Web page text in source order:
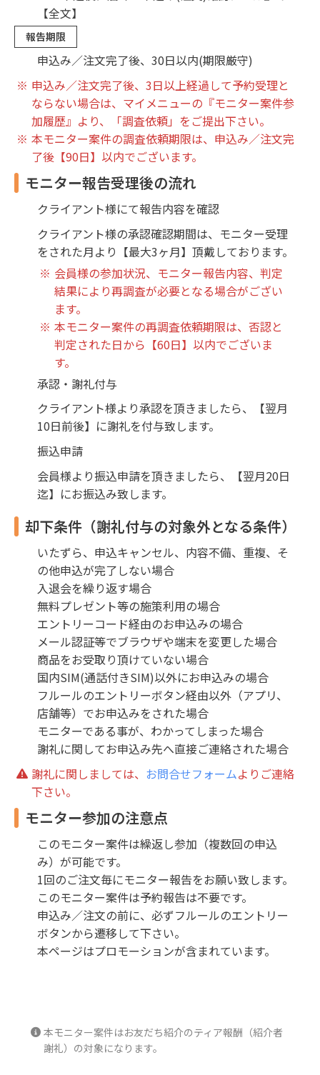
【全文】
報告期限
申込み／注文完了後、30日以内(期限厳守)
申込み／注文完了後、3日以上経過して予約受理と
ならない場合は、マイメニューの『モニター案件参
加履歴』より、「調査依頼」をご提出下さい。
本モニター案件の調査依頼期限は、申込み／注文完
了後【90日】以内でございます。
モニター報告受理後の流れ
クライアント様にて報告内容を確認
クライアント様の承認確認期間は、モニター受理
をされた月より【最大3ヶ月】頂戴しております。
会員様の参加状況、モニター報告内容、判定
結果により再調査が必要となる場合がござい
ます。
本モニター案件の再調査依頼期限は、否認と
判定された日から【60日】以内でございま
す。
承認・謝礼付与
クライアント様より承認を頂きましたら、【翌月
10日前後】に謝礼を付与致します。
振込申請
会員様より振込申請を頂きましたら、【翌月20日
迄】にお振込み致します。
却下条件（謝礼付与の対象外となる条件）
いたずら、申込キャンセル、内容不備、重複、そ
の他申込が完了しない場合
入退会を繰り返す場合
無料プレゼント等の施策利用の場合
エントリーコード経由のお申込みの場合
メール認証等でブラウザや端末を変更した場合
商品をお受取り頂けていない場合
国内SIM(通話付きSIM)以外にお申込みの場合
フルールのエントリーボタン経由以外（アプリ、
店舗等）でお申込みをされた場合
モニターである事が、わかってしまった場合
謝礼に関してお申込み先へ直接ご連絡された場合
謝礼に関しましては、 お問合せフォームよりご連絡
下さい。
モニター参加の注意点
このモニター案件は繰返し参加（複数回の申込
み）が可能です。
1回のご注文毎にモニター報告をお願い致します。
このモニター案件は予約報告は不要です。
申込み／注文の前に、必ずフルールのエントリー
ボタンから遷移して下さい。
本ページはプロモーションが含まれています。
本モニター案件はお友だち紹介のティア報酬（紹介者
謝礼）の対象になります。